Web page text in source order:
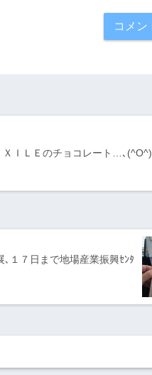
ＸＩＬＥのチョコレート…､(^O^)
､１７日まで地場産業振興ｾﾝﾀ